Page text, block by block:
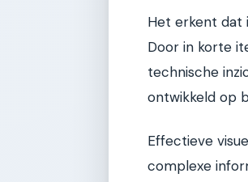
Het erkent dat
Door in korte
technische
ontwikkeld op
Effectieve
complexe